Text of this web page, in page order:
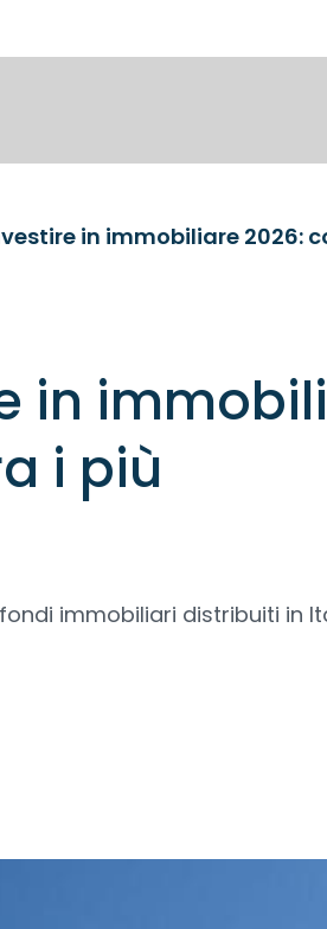
in immobiliare 2026:
in
i più
immobiliari distribuiti in